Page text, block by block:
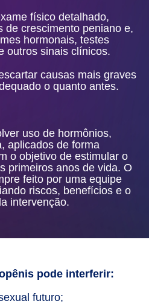
físico detalhado,
de crescimento peniano e,
hormonais, testes
outros sinais clínicos.
causas mais graves
o quanto antes.
uso de hormônios,
aplicados de forma
o objetivo de estimular o
primeiros anos de vida. O
feito por uma equipe
riscos, benefícios e o
intervenção.
pode interferir:
futuro;